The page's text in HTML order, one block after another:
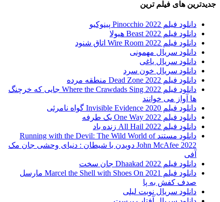
جدیدترین های فیلم ترین
دانلود فیلم Pinocchio 2022 پینوکیو
دانلود فیلم Beast 2022 هیولا
دانلود فیلم Wire Room 2022 اتاق شنود
دانلود سریال مهمونی
دانلود سریال یاغی
دانلود سریال خون سرد
دانلود فیلم 2022 Dead Zone منطقه مرده
دانلود فیلم Where the Crawdads Sing 2022 جایی که خرچنگ
ها آواز می خوانند
دانلود فیلم 2020 Invisible Evidence گواه نامرئی
دانلود فیلم One Way 2022 یک طرفه
دانلود فیلم All Hail 2022 زنده باد
دانلود مستند Running with the Devil: The Wild World of
John McAfee 2022 دویدن با شیطان : دنیای وحشی جان مک
آفی
دانلود فیلم Dhaakad 2022 جان سخت
دانلود فیلم Marcel the Shell with Shoes On 2021 مارسل
صدف کفش به پا
دانلود سریال نوبت لیلی